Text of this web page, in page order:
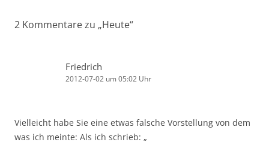
2 Kommentare zu „Heute“
Friedrich
2012-07-02 um 05:02 Uhr
Vielleicht habe Sie eine etwas falsche Vorstellung von dem
was ich meinte: Als ich schrieb: „